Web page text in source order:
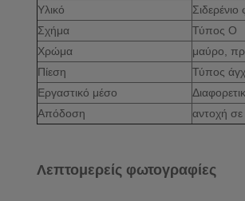
Υλικό
Σιδερένιο
Σχήμα
Τύπος O
Χρώμα
μαύρο,
Πίεση
Τύπος
Εργαστικό μέσο
Απόδοση
αντοχή
Λεπτομερείς φωτογραφίες